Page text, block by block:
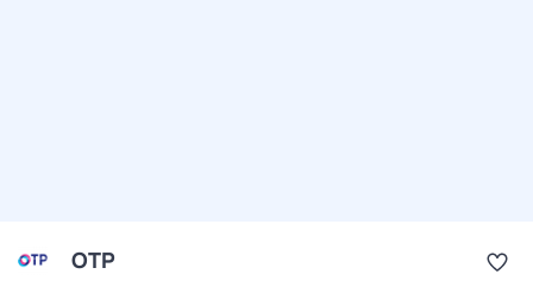
ОТР